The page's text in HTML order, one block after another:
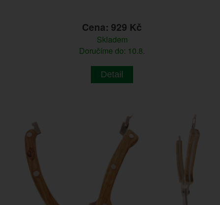
Cena: 929 Kč
Skladem
Doručíme do: 10.8.
Detail